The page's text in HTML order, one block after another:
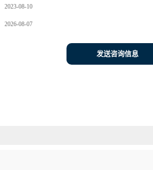
2023-08-10
2026-08-07
发送咨询信息